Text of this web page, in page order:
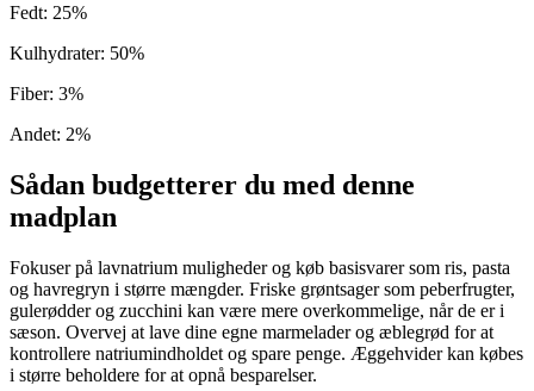
Fedt: 25%
Kulhydrater: 50%
Fiber: 3%
Andet: 2%
Sådan budgetterer du med denne
madplan
Fokuser på lavnatrium muligheder og køb basisvarer som ris, pasta
og havregryn i større mængder. Friske grøntsager som peberfrugter,
gulerødder og zucchini kan være mere overkommelige, når de er i
sæson. Overvej at lave dine egne marmelader og æblegrød for at
kontrollere natriumindholdet og spare penge. Æggehvider kan købes
i større beholdere for at opnå besparelser.